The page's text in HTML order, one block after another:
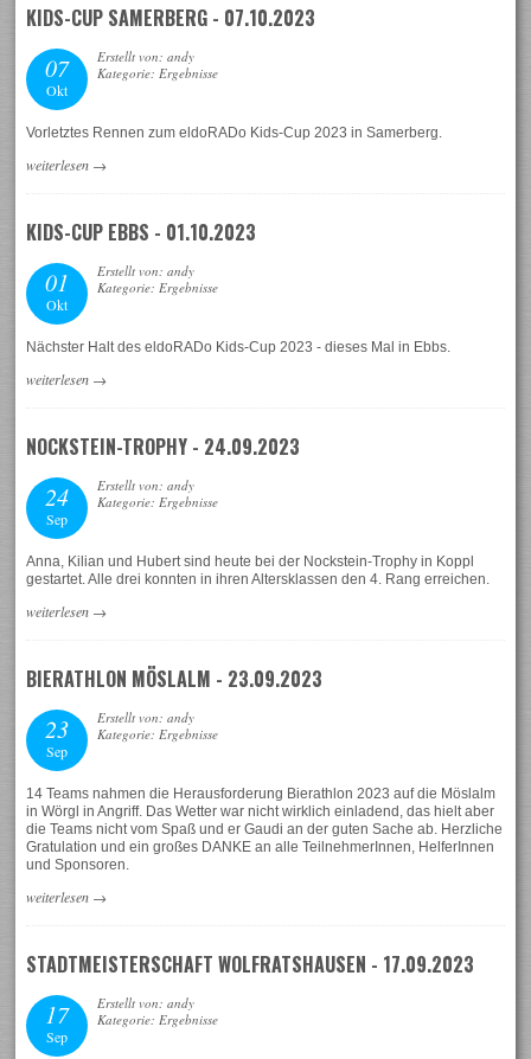
KIDS-CUP SAMERBERG - 07.10.2023
07
Okt
Erstellt von: andy
Kategorie: Ergebnisse
Vorletztes Rennen zum eldoRADo Kids-Cup 2023 in Samerberg.
weiterlesen →
KIDS-CUP EBBS - 01.10.2023
01
Okt
Erstellt von: andy
Kategorie: Ergebnisse
Nächster Halt des eldoRADo Kids-Cup 2023 - dieses Mal in Ebbs.
weiterlesen →
NOCKSTEIN-TROPHY - 24.09.2023
24
Sep
Erstellt von: andy
Kategorie: Ergebnisse
Anna, Kilian und Hubert sind heute bei der Nockstein-Trophy in Koppl
gestartet. Alle drei konnten in ihren Altersklassen den 4. Rang erreichen.
weiterlesen →
BIERATHLON MÖSLALM - 23.09.2023
23
Sep
Erstellt von: andy
Kategorie: Ergebnisse
14 Teams nahmen die Herausforderung Bierathlon 2023 auf die Möslalm
in Wörgl in Angriff. Das Wetter war nicht wirklich einladend, das hielt aber
die Teams nicht vom Spaß und er Gaudi an der guten Sache ab. Herzliche
Gratulation und ein großes DANKE an alle TeilnehmerInnen, HelferInnen
und Sponsoren.
weiterlesen →
STADTMEISTERSCHAFT WOLFRATSHAUSEN - 17.09.2023
17
Sep
Erstellt von: andy
Kategorie: Ergebnisse